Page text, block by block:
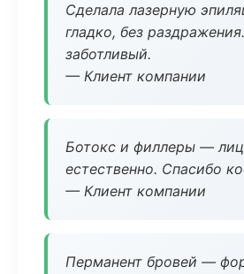
Сделала лазерную
гладко, без
заботливый.
— Клиент компании
Ботокс и филлеры —
естественно. Спасибо
— Клиент компании
Перманент бровей —